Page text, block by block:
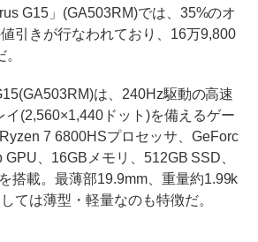
G15」(GA503RM)では、35%のオ
引きが行なわれており、16万9,800
は、240Hz駆動の高速
イ(2,560×1,440ドット)を備えるゲー
7 6800HSプロセッサ、GeForc
、16GBメモリ、512GB SSD、
搭載。最薄部19.9mm、重量約1.99k
ては薄型・軽量なのも特徴だ。